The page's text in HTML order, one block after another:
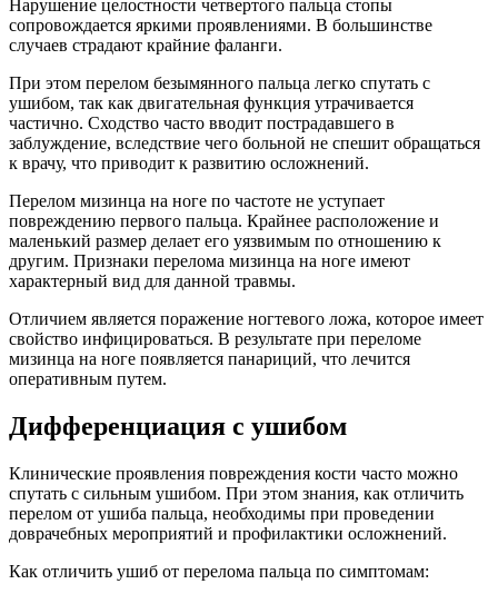
Нарушение целостности четвертого пальца стопы
сопровождается яркими проявлениями. В большинстве
случаев страдают крайние фаланги.
При этом перелом безымянного пальца легко спутать с
ушибом, так как двигательная функция утрачивается
частично. Сходство часто вводит пострадавшего в
заблуждение, вследствие чего больной не спешит обращаться
к врачу, что приводит к развитию осложнений.
Перелом мизинца на ноге по частоте не уступает
повреждению первого пальца. Крайнее расположение и
маленький размер делает его уязвимым по отношению к
другим. Признаки перелома мизинца на ноге имеют
характерный вид для данной травмы.
Отличием является поражение ногтевого ложа, которое имеет
свойство инфицироваться. В результате при переломе
мизинца на ноге появляется панариций, что лечится
оперативным путем.
Дифференциация с ушибом
Клинические проявления повреждения кости часто можно
спутать с сильным ушибом. При этом знания, как отличить
перелом от ушиба пальца, необходимы при проведении
доврачебных мероприятий и профилактики осложнений.
Как отличить ушиб от перелома пальца по симптомам: